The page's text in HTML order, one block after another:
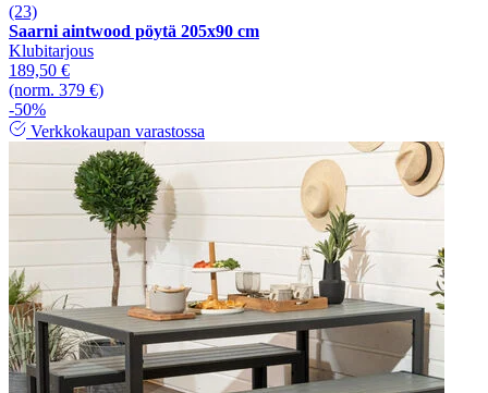
(23)
Saarni aintwood pöytä 205x90 cm
Klubitarjous
189,50 €
(norm. 379 €)
-50%
Verkkokaupan varastossa